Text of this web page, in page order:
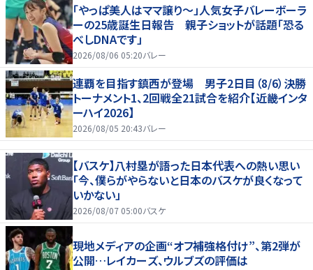
「やっぱ美人はママ譲り～」人気女子バレーボーラ
ーの25歳誕生日報告 親子ショットが話題「恐る
べしDNAです」
2026/08/06 05:20バレー
連覇を目指す鎮西が登場 男子2日目（8/6）決勝
トーナメント1、2回戦全21試合を紹介【近畿インタ
ーハイ2026】
2026/08/05 20:43バレー
【バスケ】八村塁が語った日本代表への熱い思い
「今、僕らがやらないと日本のバスケが良くなって
いかない」
2026/08/07 05:00バスケ
現地メディアの企画“オフ補強格付け”、第2弾が
公開…レイカーズ、ウルブズの評価は